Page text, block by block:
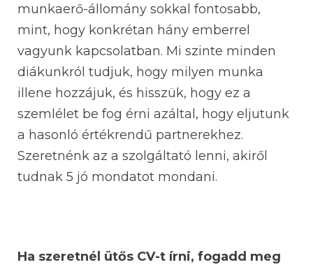
munkaerő-állomány sokkal fontosabb,
mint, hogy konkrétan hány emberrel
vagyunk kapcsolatban. Mi szinte minden
diákunkról tudjuk, hogy milyen munka
illene hozzájuk, és hisszük, hogy ez a
szemlélet be fog érni azáltal, hogy eljutunk
a hasonló értékrendű partnerekhez.
Szeretnénk az a szolgáltató lenni, akiről
tudnak 5 jó mondatot mondani.
Ha szeretnél ütős CV-t írni, fogadd meg